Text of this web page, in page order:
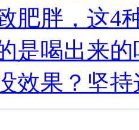
肥胖，这4
是喝出来的
效果？坚持